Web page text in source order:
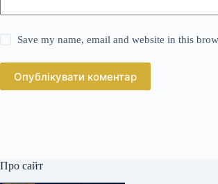
Save my name, email and website in this
Опублікувати коментар
Про сайт